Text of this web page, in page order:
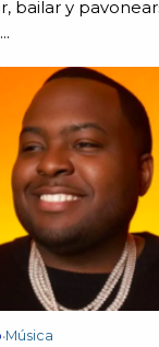
bailar y
•Música